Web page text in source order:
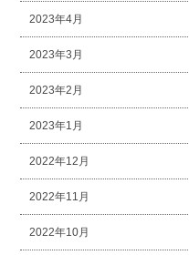
2023年4月
2023年3月
2023年2月
2023年1月
2022年12月
2022年11月
2022年10月